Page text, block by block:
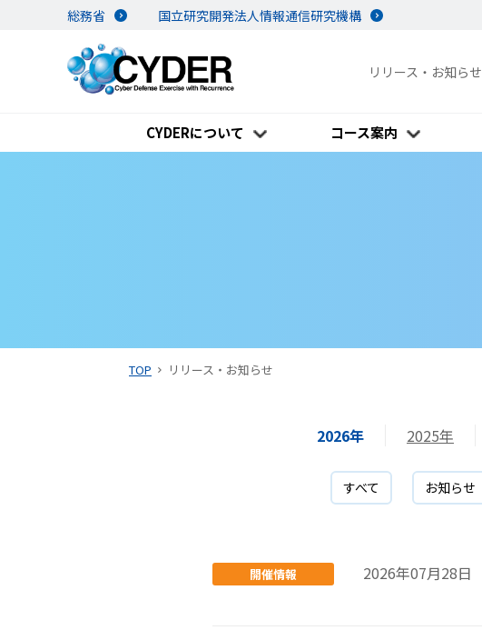
総務省 国立研究開発法人情報通信研究機構
リリース・お知らせ
CYDERについて コース案内
TOP リリース・お知らせ
2026年 2025年
すべて お知らせ
開催情報 2026年07月28日